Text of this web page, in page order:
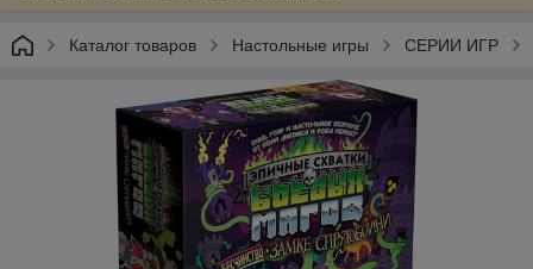
Каталог товаров Настольные игры СЕРИИ ИГР